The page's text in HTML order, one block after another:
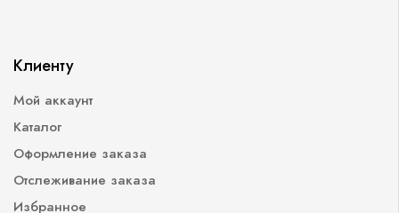
Клиенту
Мой аккаунт
Каталог
Оформление заказа
Отслеживание заказа
Избранное